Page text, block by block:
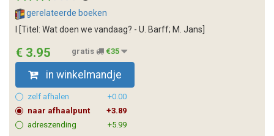
gerelateerde boeken
l [Titel: Wat doen we vandaag? - U. Barff; M. Jans]
€ 3.95 gratis €35
in winkelmandje
zelf afhalen
+0.00
naar afhaalpunt
+3.89
adreszending
+5.99